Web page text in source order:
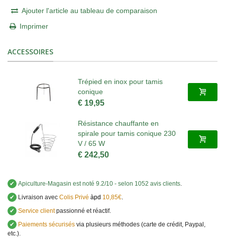
Ajouter l'article au tableau de comparaison
Imprimer
ACCESSOIRES
Trépied en inox pour tamis
conique
€ 19,95
Résistance chauffante en
spirale pour tamis conique 230
V / 65 W
€ 242,50
✔ Apiculture-Magasin est noté 9.2/10 - selon 1052 avis clients.
✔
Livraison avec Colis Privé àpd 10,85€.
✔ Service clientpassionné et réactif.
✔
Paiements sécurisés via plusieurs méthodes (carte de crédit, Paypal,
etc.).